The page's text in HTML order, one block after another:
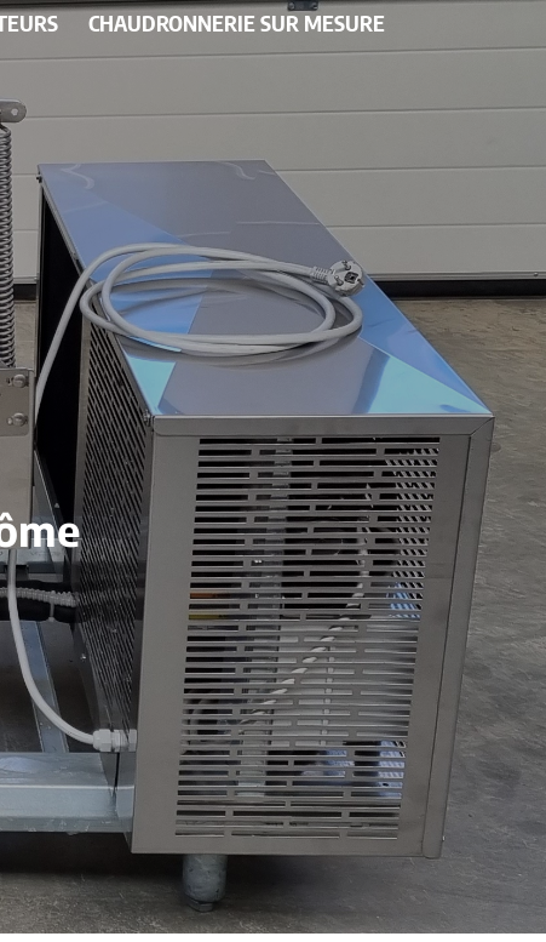
CHAUDRONNERIE SUR MESURE